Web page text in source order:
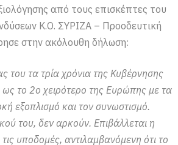
από τους επισκέπτες του
Κ.Ο. ΣΥΡΙΖΑ – Προοδευτική
στην ακόλουθη δήλωση:
του τα τρία χρόνια της Κυβέρνησης
το 2ο χειρότερο της Ευρώπης με τα
εξοπλισμό και τον συνωστισμό.
του, δεν αρκούν. Επιβάλλεται η
υποδομές, αντιλαμβανόμενη ότι το